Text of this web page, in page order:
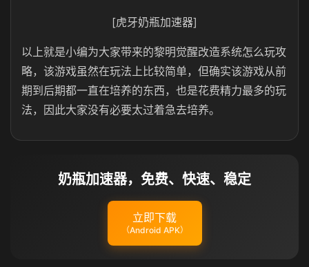
[虎牙奶瓶加速器]
以上就是小编为大家带来的黎明觉醒改造系统怎么玩攻
略，该游戏虽然在玩法上比较简单，但确实该游戏从前
期到后期都一直在培养的东西，也是花费精力最多的玩
法，因此大家没有必要太过着急去培养。
奶瓶加速器，免费、快速、稳定
立即下载
（Android APK）